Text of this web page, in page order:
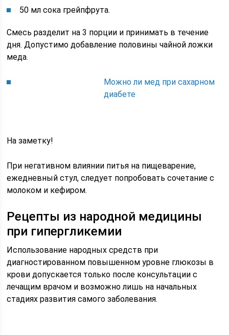
50 мл сока грейпфрута.
Смесь разделит на 3 порции и принимать в течение
дня. Допустимо добавление половины чайной ложки
меда.
Можно ли мед при сахарном
диабете
На заметку!
При негативном влиянии питья на пищеварение,
ежедневный стул, следует попробовать сочетание с
молоком и кефиром.
Рецепты из народной медицины
при гипергликемии
Использование народных средств при
диагностированном повышенном уровне глюкозы в
крови допускается только после консультации с
лечащим врачом и возможно лишь на начальных
стадиях развития самого заболевания.